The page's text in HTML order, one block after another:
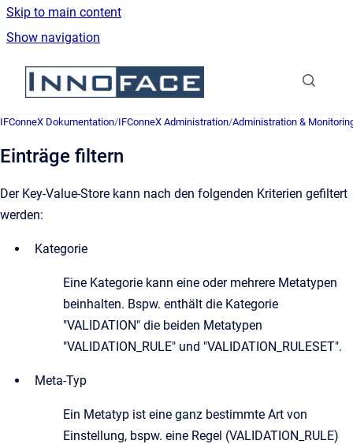
Skip to main content
Show navigation
Go to homepage
IFConneX Dokumentation/IFConneX Administration/Administration &
Einträge filtern
Der Key-Value-Store kann nach den folgenden Kriterien gefiltert
werden:
Kategorie
Eine Kategorie kann eine oder mehrere Metatypen
beinhalten. Bspw. enthält die Kategorie
"VALIDATION" die beiden Metatypen
"VALIDATION_RULE" und "VALIDATION_RULESET".
Meta-Typ
Ein Metatyp ist eine ganz bestimmte Art von
Einstellung, bspw. eine Regel (VALIDATION_RULE)